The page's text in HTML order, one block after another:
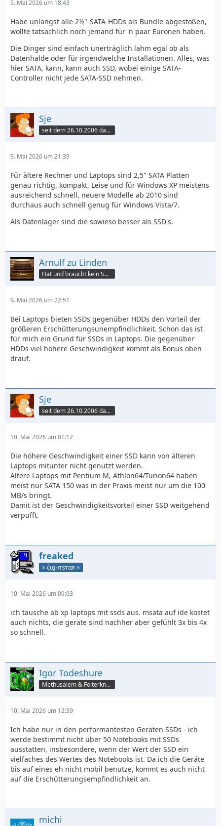
9. Mai 2026 um 18:43
Habe unlängst alle 2½"-SATA-HDDs als Bundle abgestoßen,
wollte tatsächlich noch jemand für 'n paar Euronen haben.
Die Dinger sind einfach unerträglich lahm egal ob als
Datenhalde oder für irgendwelche Installationen. Alles, was
hier SATA, kann, kann auch SSD, wobei einige SATA-
Controller nicht jede SATA-SSD nehmen.
Sje
seit dem 26.10.2006 dabei
9. Mai 2026 um 21:39
Für ältere Rechner und Laptops sind 2,5" SATA Platten
genau richtig, kompakt, Leise und für Windows XP meistens
ausreichend schnell, neuere Modelle ab 2010 sind
durchaus auch schnell genug für Windows Vista/7.
Als Datenlager sind die sowieso besser als SSD's.
Arnulf zu Linden
Hat und braucht kein Smartphone!
9. Mai 2026 um 22:51
Bei Laptops bieten SSDs gegenüber HDDs den Vorteil der
größeren Erschütterungsunempfindlichkeit. Schon das ist
für mich ein Grund für SSDs in Laptops. Die gegenüber
HDDs viel höhere Geschwindigkeit kommt als Bonus oben
drauf.
Sje
seit dem 26.10.2006 dabei
10. Mai 2026 um 01:12
Die höhere Geschwindigkeit einer SSD kann von älteren
Laptops mitunter nicht genutzt werden.
Ältere Laptops mit Pentium M, Athlon64/Turion64 haben
meist nur SATA 150 was in der Praxis meist nur um die 100
MB/s bringt.
Damit ist der Geschwindigkeitsvorteil einer SSD weitgehend
verpufft.
freaked
× ζιgнтѕтαя ×
10. Mai 2026 um 09:03
ich tausche ab xp laptops mit ssds aus. msata auf ide kostet
auch nichts, die geräte sind nachher aber gefühlt 3x bis 4x
so schnell.
Igor Todeshure
Methusalem & Folterknecht
10. Mai 2026 um 12:39
Ich habe nur in den performantesten Geräten SSDs - ich
werde bestimmt nicht über 50 Notebooks mit SSDs
ausstatten, insbesondere, wenn der Wert der SSD ein
vielfaches des Wertes des Notebooks ist. Da ich die Geräte
bis auf eines eh nicht mobil benutze, kommt es auch nicht
auf die Erschütterungsempfindlichkeit an.
michi